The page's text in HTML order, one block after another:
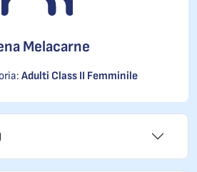
Melacarne
Adulti Class II Femminile